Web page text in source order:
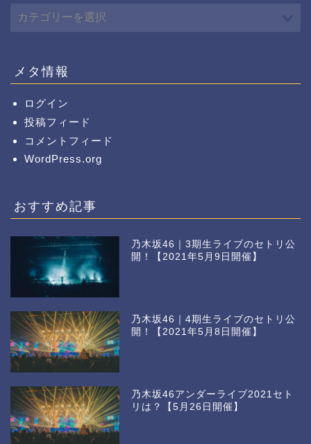
メタ情報
ログイン
投稿フィード
コメントフィード
WordPress.org
おすすめ記事
乃木坂46｜3期生ライブのセトリ公
開！【2021年5月9日開催】
乃木坂46｜4期生ライブのセトリ公
開！【2021年5月8日開催】
乃木坂46アンダーライブ2021セト
リは？【5月26日開催】